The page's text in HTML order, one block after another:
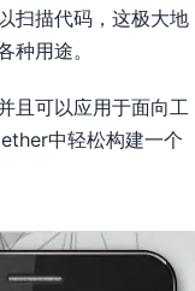
扫描代码，这极大地
种用途。
且可以应用于面向工
中轻松构建一个